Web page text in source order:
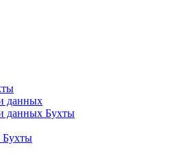
данных
данных Бухты
Бухты